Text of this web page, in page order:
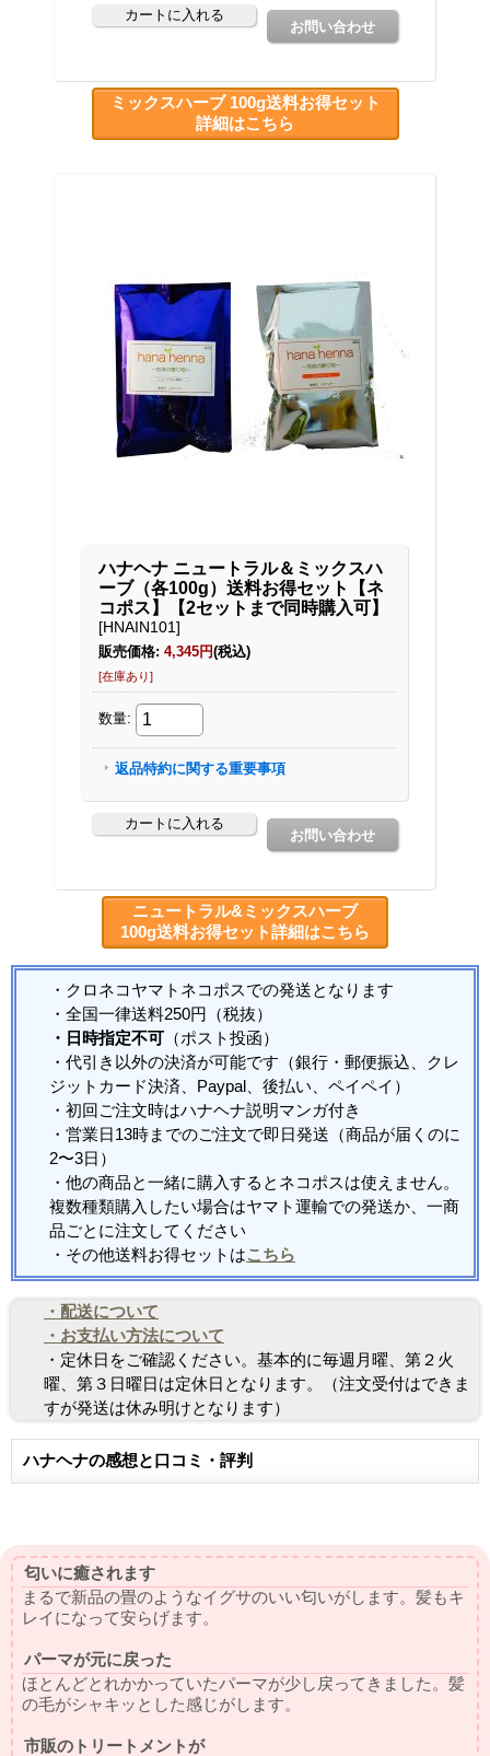
ミックスハーブ 100g送料お得セット
詳細はこちら
ニュートラル&ミックスハーブ
100g送料お得セット詳細はこちら
・クロネコヤマトネコポスでの発送となります
・全国一律送料250円（税抜）
・日時指定不可 （ポスト投函）
・代引き以外の決済が可能です（銀行・郵便振込、クレ
ジットカード決済、Paypal、後払い、ペイペイ）
・初回ご注文時はハナヘナ説明マンガ付き
・営業日13時までのご注文で即日発送（商品が届くのに
2〜3日）
・他の商品と一緒に購入するとネコポスは使えません。
複数種類購入したい場合はヤマト運輸での発送か、一商
品ごとに注文してください
・その他送料お得セットはこちら
・配送について
・お支払い方法について
・定休日をご確認ください。基本的に毎週月曜、第２火
曜、第３日曜日は定休日となります。（注文受付はできま
すが発送は休み明けとなります）
ハナヘナの感想と口コミ・評判
匂いに癒されます
まるで新品の畳のようなイグサのいい匂いがします。髪もキ
レイになって安らげます。
パーマが元に戻った
ほとんどとれかかっていたパーマが少し戻ってきました。髪
の毛がシャキッとした感じがします。
市販のトリートメントが